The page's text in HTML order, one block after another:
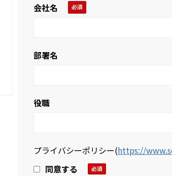
会社名
部署名
役職
プライバシーポリシー(https://
同意する